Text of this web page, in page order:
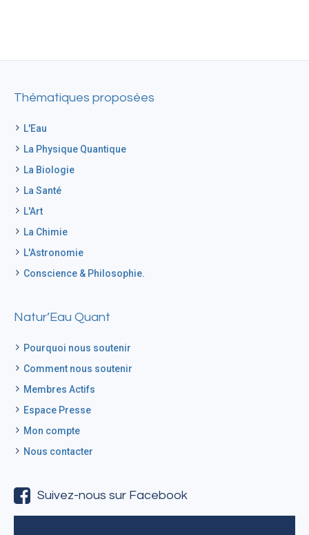
Thématiques proposées
L'Eau
La Physique Quantique
La Biologie
La Santé
L'Art
La Chimie
L'Astronomie
Conscience & Philosophie.
Natur’Eau Quant
Pourquoi nous soutenir
Comment nous soutenir
Membres Actifs
Espace Presse
Mon compte
Nous contacter
Suivez-nous sur Facebook